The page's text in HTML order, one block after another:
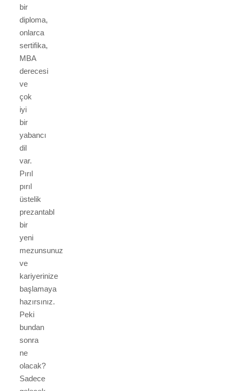
bir
diploma,
onlarca
sertifika,
MBA
derecesi
ve
çok
iyi
bir
yabancı
dil
var.
Pırıl
pırıl
üstelik
prezantabl
bir
yeni
mezunsunuz
ve
kariyerinize
başlamaya
hazırsınız.
Peki
bundan
sonra
ne
olacak?
Sadece